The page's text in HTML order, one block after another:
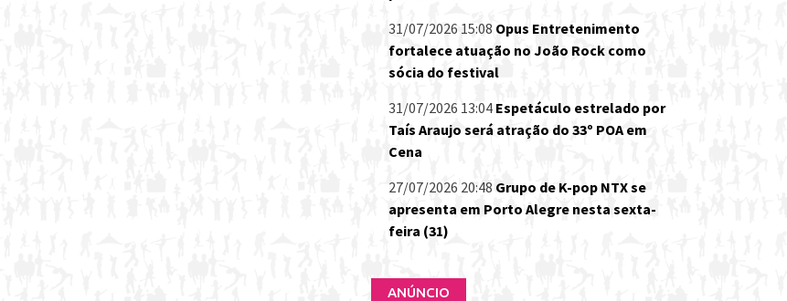
31/07/2026 15:08 Opus Entretenimento
fortalece atuação no João Rock como
sócia do festival
31/07/2026 13:04 Espetáculo estrelado por
Taís Araujo será atração do 33º POA em
Cena
27/07/2026 20:48 Grupo de K-pop NTX se
apresenta em Porto Alegre nesta sexta-
feira (31)
ANÚNCIO